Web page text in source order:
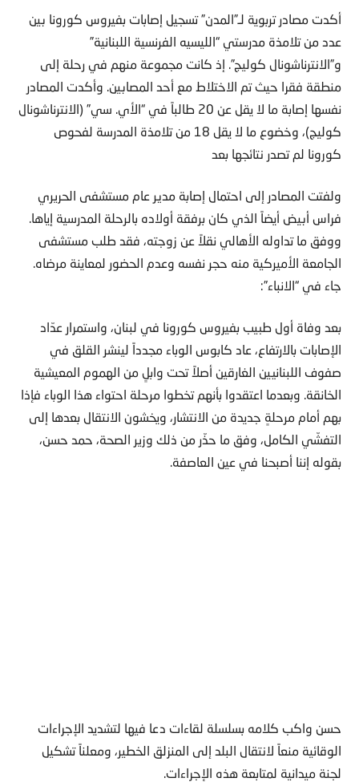
أكدت مصادر تربوية لـ”المدن” تسجيل إصابات بفيروس كورونا بين
عدد من تلامذة مدرستي “الليسيه الفرنسية اللبنانية”
و”الانترناشونال كوليج”. إذ كانت مجموعة منهم في رحلة إلى
منطقة فقرا حيث تم الاختلاط مع أحد المصابين. وأكدت المصادر
نفسها إصابة ما لا يقل عن 20 طالباً في “الأي. سي” (الانترناشونال
كوليج)، وخضوع ما لا يقل 18 من تلامذة المدرسة لفحوص
كورونا لم تصدر نتائجها بعد
ولفتت المصادر إلى احتمال إصابة مدير عام مستشفى الحريري
فراس أبيض أيضاً الذي كان برفقة أولاده بالرحلة المدرسية إياها.
ووفق ما تداوله الأهالي نقلاً عن زوجته، فقد طلب مستشفى
الجامعة الأميركية منه حجر نفسه وعدم الحضور لمعاينة مرضاه.
جاء في “الانباء”:
بعد وفاة أول طبيب بفيروس كورونا في لبنان، واستمرار عدّاد
الإصابات بالارتفاع، عاد كابوس الوباء مجدداً لينشر القلق في
صفوف اللبنانيين الغارقين أصلاً تحت وابلٍ من الهموم المعيشية
الخانقة. وبعدما اعتقدوا بأنهم تخطوا مرحلة احتواء هذا الوباء فإذا
بهم أمام مرحلةٍ جديدة من الانتشار، ويخشون الانتقال بعدها إلى
التفشّي الكامل، وفق ما حذّر من ذلك وزير الصحة، حمد حسن،
بقوله إننا أصبحنا في عين العاصفة.
حسن واكب كلامه بسلسلة لقاءات دعا فيها لتشديد الإجراءات
الوقائية منعاً لانتقال البلد إلى المنزلق الخطير، ومعلناً تشكيل
لجنة ميدانية لمتابعة هذه الإجراءات.